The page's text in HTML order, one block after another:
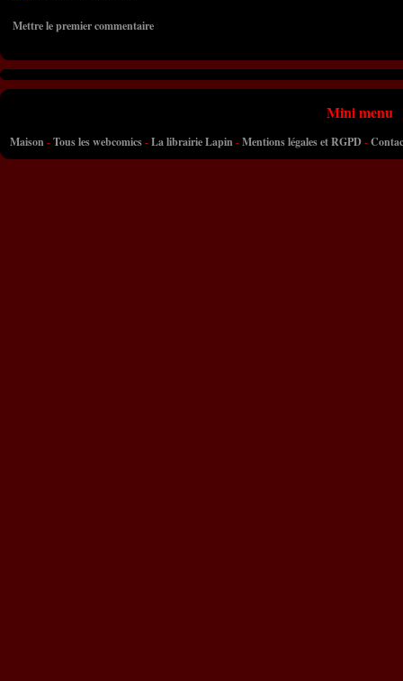
Mettre le premier commentaire
Mini menu
Maison-Tous les webcomics-La librairie Lapin-Mentions légales et RGPD-